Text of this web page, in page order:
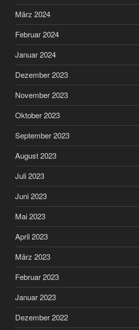
März 2024
Februar 2024
Januar 2024
Dezember 2023
November 2023
Oktober 2023
September 2023
August 2023
Juli 2023
Juni 2023
Mai 2023
April 2023
März 2023
Februar 2023
Januar 2023
Dezember 2022